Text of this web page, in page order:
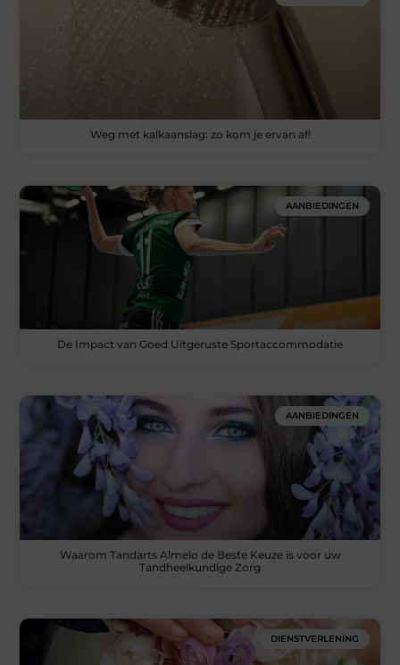
Weg met kalkaanslag: zo kom je ervan af!
AANBIEDINGEN
De Impact van Goed Uitgeruste Sportaccommodatie
AANBIEDINGEN
Waarom Tandarts Almelo de Beste Keuze is voor uw
Tandheelkundige Zorg
DIENSTVERLENING